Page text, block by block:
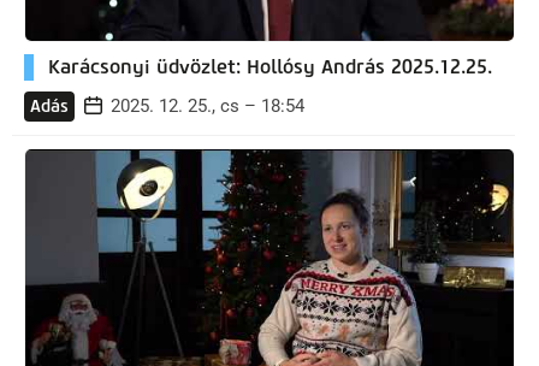
Karácsonyi üdvözlet: Hollósy András 2025.12.25.
Adás 2025. 12. 25., cs – 18:54